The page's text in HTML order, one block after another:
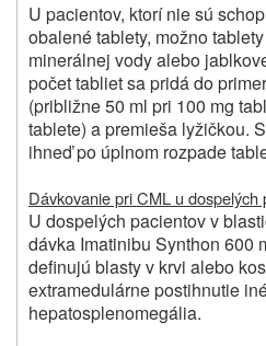
U pacientov, ktorí nie sú
obalené tablety, možno
minerálnej vody alebo
počet tabliet sa pridá do
(približne 50 ml pri 100 mg
tablete) a premieša lyžičkou.
ihneď po úplnom rozpade
Dávkovanie pri CML u dospelých
U dospelých pacientov v
dávka Imatinibu Synthon 600
definujú blasty v krvi alebo
extramedulárne postihnutie
hepatosplenomegália.